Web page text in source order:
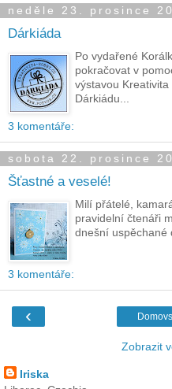
neděle 23. prosince
Dárkiáda
Po vydařené
pokračovat v
výstavou
Dárkiádu...
3 komentáře:
sobota 22. prosince
Šťastné a veselé!
Milí přátelé,
pravidelní čtenáři
dnešní uspěchané
3 komentáře:
‹
Zobrazit
Iriska